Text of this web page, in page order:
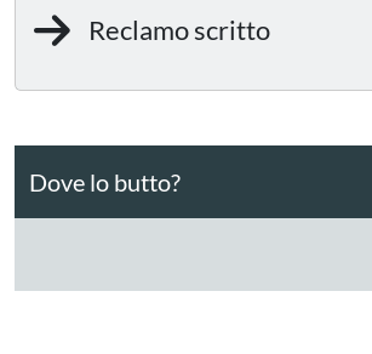
Reclamo scritto
Dove lo butto?